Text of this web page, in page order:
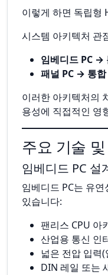
이렇게 하면 독립형
시스템 아키텍처 관
임베디드 PC →
패널 PC → 통
이러한 아키텍처의
용성에 직접적인 영
주요 기술
임베디드 PC 설
임베디드 PC는 유
있습니다:
팬리스 CPU 아
산업용 통신 인
넓은 전압 입력
DIN 레일 또는